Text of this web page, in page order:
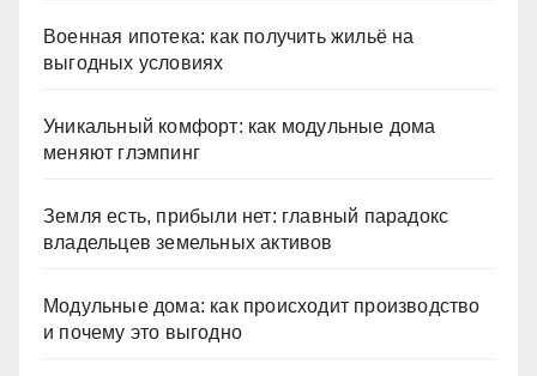
Военная ипотека: как получить жильё на
выгодных условиях
Уникальный комфорт: как модульные дома
меняют глэмпинг
Земля есть, прибыли нет: главный парадокс
владельцев земельных активов
Модульные дома: как происходит производство
и почему это выгодно